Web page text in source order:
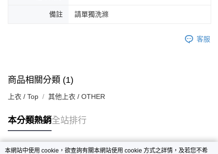
備註 請單獨洗滌
客服
商品相關分類 (1)
上衣 / Top 其他上衣 / OTHER
本分類熱銷全站排行
本網站中使用 cookie，欲查詢有關本網站使用 cookie 方式之詳情，及若您不希